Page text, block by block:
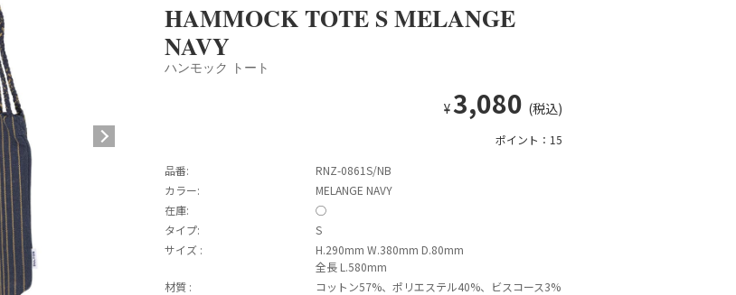
HAMMOCK TOTE S MELANGE
NAVY
ハンモック トート
¥3,080 (税込)
ポイント：15
品番:
RNZ-0861S/NB
カラー:
MELANGE NAVY
在庫:
◯
タイプ:
S
サイズ :
H.290mm W.380mm D.80mm
全長 L.580mm
材質 :
コットン57%、ポリエステル40%、ビスコース3%